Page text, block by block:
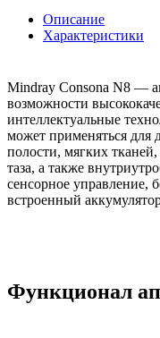
Описание
Характеристики
Mindray Consona N8 —
возможности
интеллектуальные
может применяться для
полости, мягких
таза, а также
сенсорное
встроенный
Функционал